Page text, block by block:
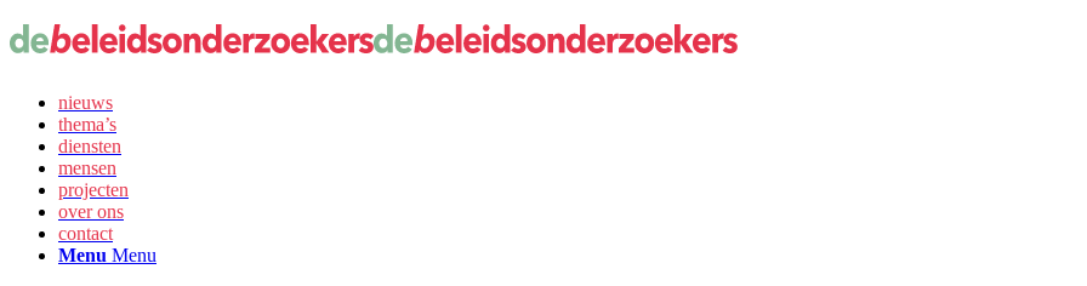
nieuws
thema’s
diensten
mensen
projecten
over ons
contact
Menu Menu